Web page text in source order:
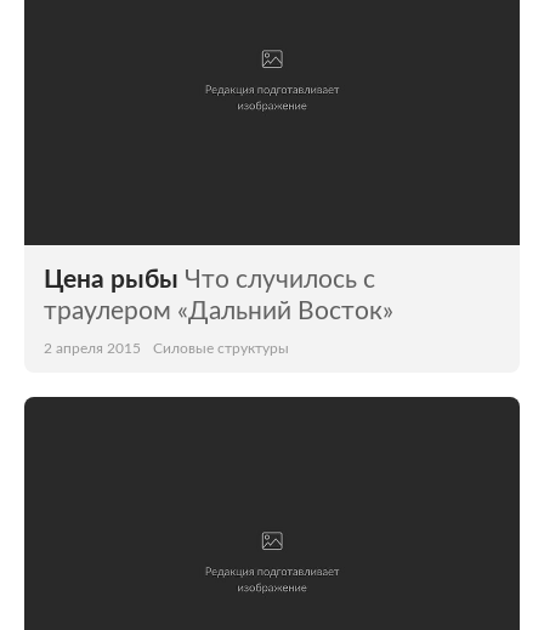
Цена рыбы Что случилось с
траулером «Дальний Восток»
2 апреля 2015 Силовые структуры